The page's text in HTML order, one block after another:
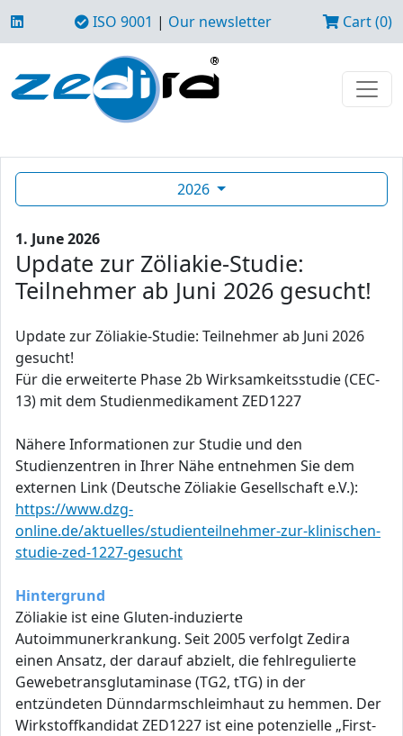
ISO 9001 | Our newsletter Cart (0)
2026
1. June 2026
Update zur Zöliakie-Studie:
Teilnehmer ab Juni 2026 gesucht!
Update zur Zöliakie-Studie: Teilnehmer ab Juni 2026
gesucht!
Für die erweiterte Phase 2b Wirksamkeitsstudie (CEC-
13) mit dem Studienmedikament ZED1227
Nähere Informationen zur Studie und den
Studienzentren in Ihrer Nähe entnehmen Sie dem
externen Link (Deutsche Zöliakie Gesellschaft e.V.):
https://www.dzg-
online.de/aktuelles/studienteilnehmer-zur-klinischen-
studie-zed-1227-gesucht
Hintergrund
Zöliakie ist eine Gluten-induzierte
Autoimmunerkrankung. Seit 2005 verfolgt Zedira
einen Ansatz, der darauf abzielt, die fehlregulierte
Gewebetransglutaminase (TG2, tTG) in der
entzündeten Dünndarmschleimhaut zu hemmen. Der
Wirkstoffkandidat ZED1227 ist eine potenzielle „First-